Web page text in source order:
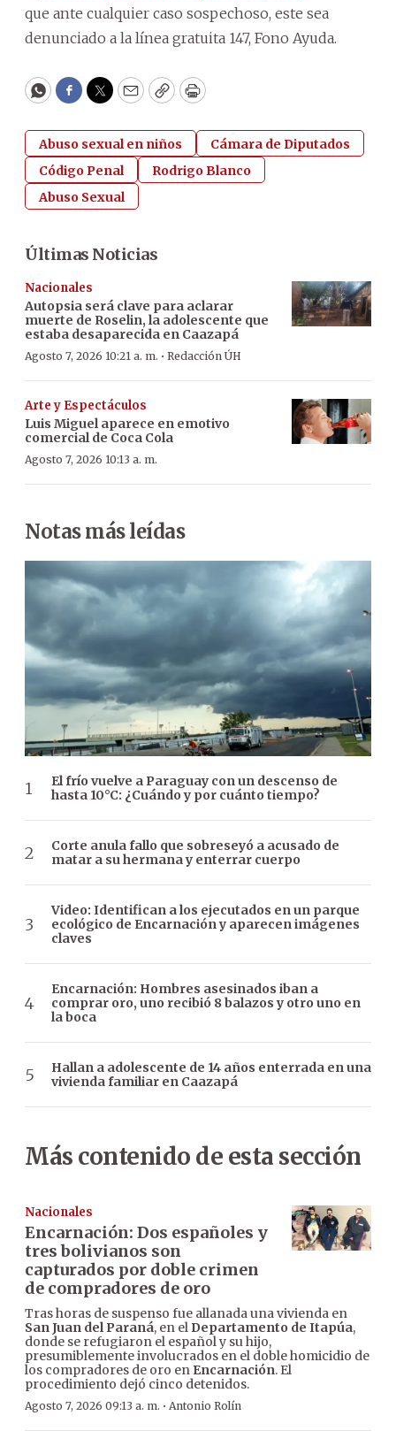
que ante cualquier caso sospechoso, este sea
denunciado a la línea gratuita 147, Fono Ayuda.
WhatsApp
Facebook
Twitter
EmailCopyPrint
Abuso sexual en niños
Cámara de Diputados
Código Penal
Rodrigo Blanco
Abuso Sexual
Últimas Noticias
Nacionales
Autopsia será clave para aclarar
muerte de Roselin, la adolescente que
estaba desaparecida en Caazapá
Agosto 7, 2026 10:21 a. m. · Redacción ÚH
Arte y Espectáculos
Luis Miguel aparece en emotivo
comercial de Coca Cola
Agosto 7, 2026 10:13 a. m.
Notas más leídas
El frío vuelve a Paraguay con un descenso de
hasta 10°C: ¿Cuándo y por cuánto tiempo?
Corte anula fallo que sobreseyó a acusado de
matar a su hermana y enterrar cuerpo
Video: Identifican a los ejecutados en un parque
ecológico de Encarnación y aparecen imágenes
claves
Encarnación: Hombres asesinados iban a
comprar oro, uno recibió 8 balazos y otro uno en
la boca
Hallan a adolescente de 14 años enterrada en una
vivienda familiar en Caazapá
Más contenido de esta sección
Nacionales
Encarnación: Dos españoles y
tres bolivianos son
capturados por doble crimen
de compradores de oro
Tras horas de suspenso fue allanada una vivienda en
San Juan del Paraná, en el Departamento de Itapúa,
donde se refugiaron el español y su hijo,
presumiblemente involucrados en el doble homicidio de
los compradores de oro en Encarnación. El
procedimiento dejó cinco detenidos.
Agosto 7, 2026 09:13 a. m. · Antonio Rolín